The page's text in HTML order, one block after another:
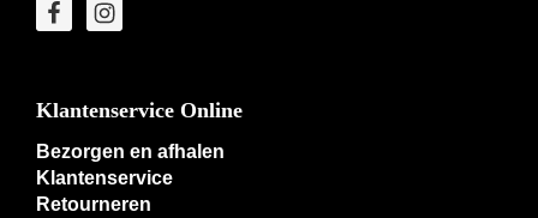
Klantenservice Online
Bezorgen en afhalen
Klantenservice
Retourneren